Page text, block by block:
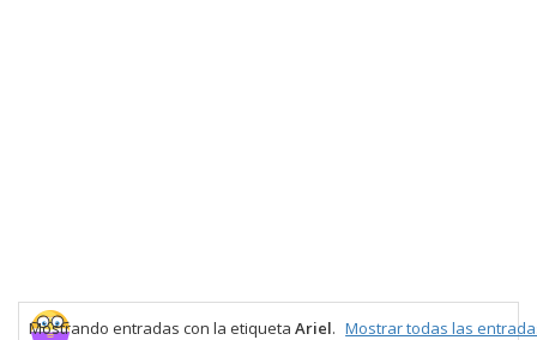
Mostrando entradas con la etiqueta Ariel. Mostrar todas las